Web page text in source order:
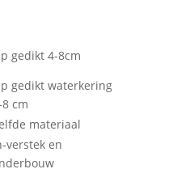
gedikt 4-8cm
gedikt waterkering
cm
materiaal
verstek en